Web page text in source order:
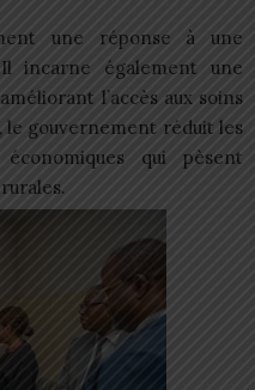
une réponse à une
incarne également une
l’accès aux soins
le gouvernement réduit les
qui pèsent